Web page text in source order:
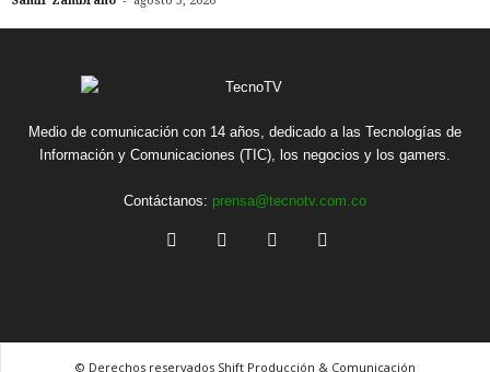
Medio de comunicación con 14 años, dedicado a las Tecnologías de
Información y Comunicaciones (TIC), los negocios y los gamers.
Contáctanos: prensa@tecnotv.com.co
© Derechos reservados Shift Producción & Comunicación